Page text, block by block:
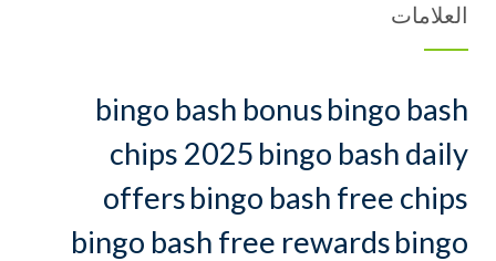
العلامات
bingo bash bonusbingo bash
chips 2025 bingo bash daily
offersbingo bash free chips
bingo bash free rewardsbingo